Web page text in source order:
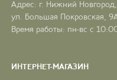
Адрес: г. Нижний Новгород,
ул. Большая Покровская,
Время работы: пн-вс с
ИНТЕРНЕТ-МАГАЗИН